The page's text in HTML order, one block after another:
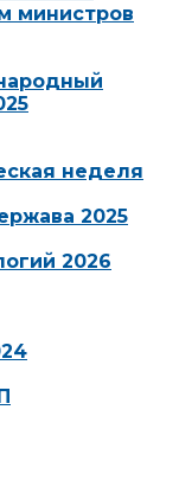
министров
неделя
2025
2026